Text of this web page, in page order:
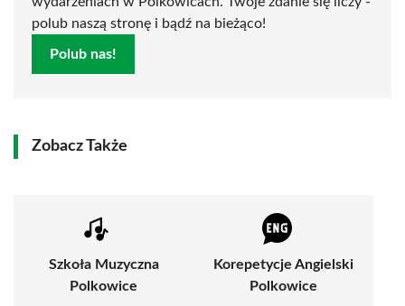
polub naszą stronę i bądź na bieżąco!
Polub nas!
Zobacz Także
Szkoła Muzyczna
Polkowice
Korepetycje Angielski
Polkowice